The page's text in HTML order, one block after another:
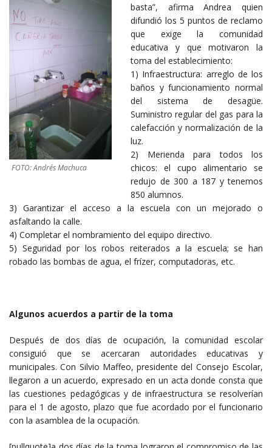
FOTO: Andrés Machuca
basta”, afirma Andrea quien
difundió los 5 puntos de reclamo
que exige la comunidad
educativa y que motivaron la
toma del establecimiento:
1) Infraestructura: arreglo de los
baños y funcionamiento normal
del sistema de desagüe.
Suministro regular del gas para la
calefacción y normalización de la
luz.
2) Merienda para todos los
chicos: el cupo alimentario se
redujo de 300 a 187 y tenemos
850 alumnos.
3) Garantizar el acceso a la escuela con un mejorado o
asfaltando la calle.
4) Completar el nombramiento del equipo directivo.
5) Seguridad por los robos reiterados a la escuela; se han
robado las bombas de agua, el frízer, computadoras, etc.
Algunos acuerdos a partir de la toma
Después de dos días de ocupación, la comunidad escolar
consiguió que se acercaran autoridades educativas y
municipales. Con Silvio Maffeo, presidente del Consejo Escolar,
llegaron a un acuerdo, expresado en un acta donde consta que
las cuestiones pedagógicas y de infraestructura se resolverían
para el 1 de agosto, plazo que fue acordado por el funcionario
con la asamblea de la ocupación.